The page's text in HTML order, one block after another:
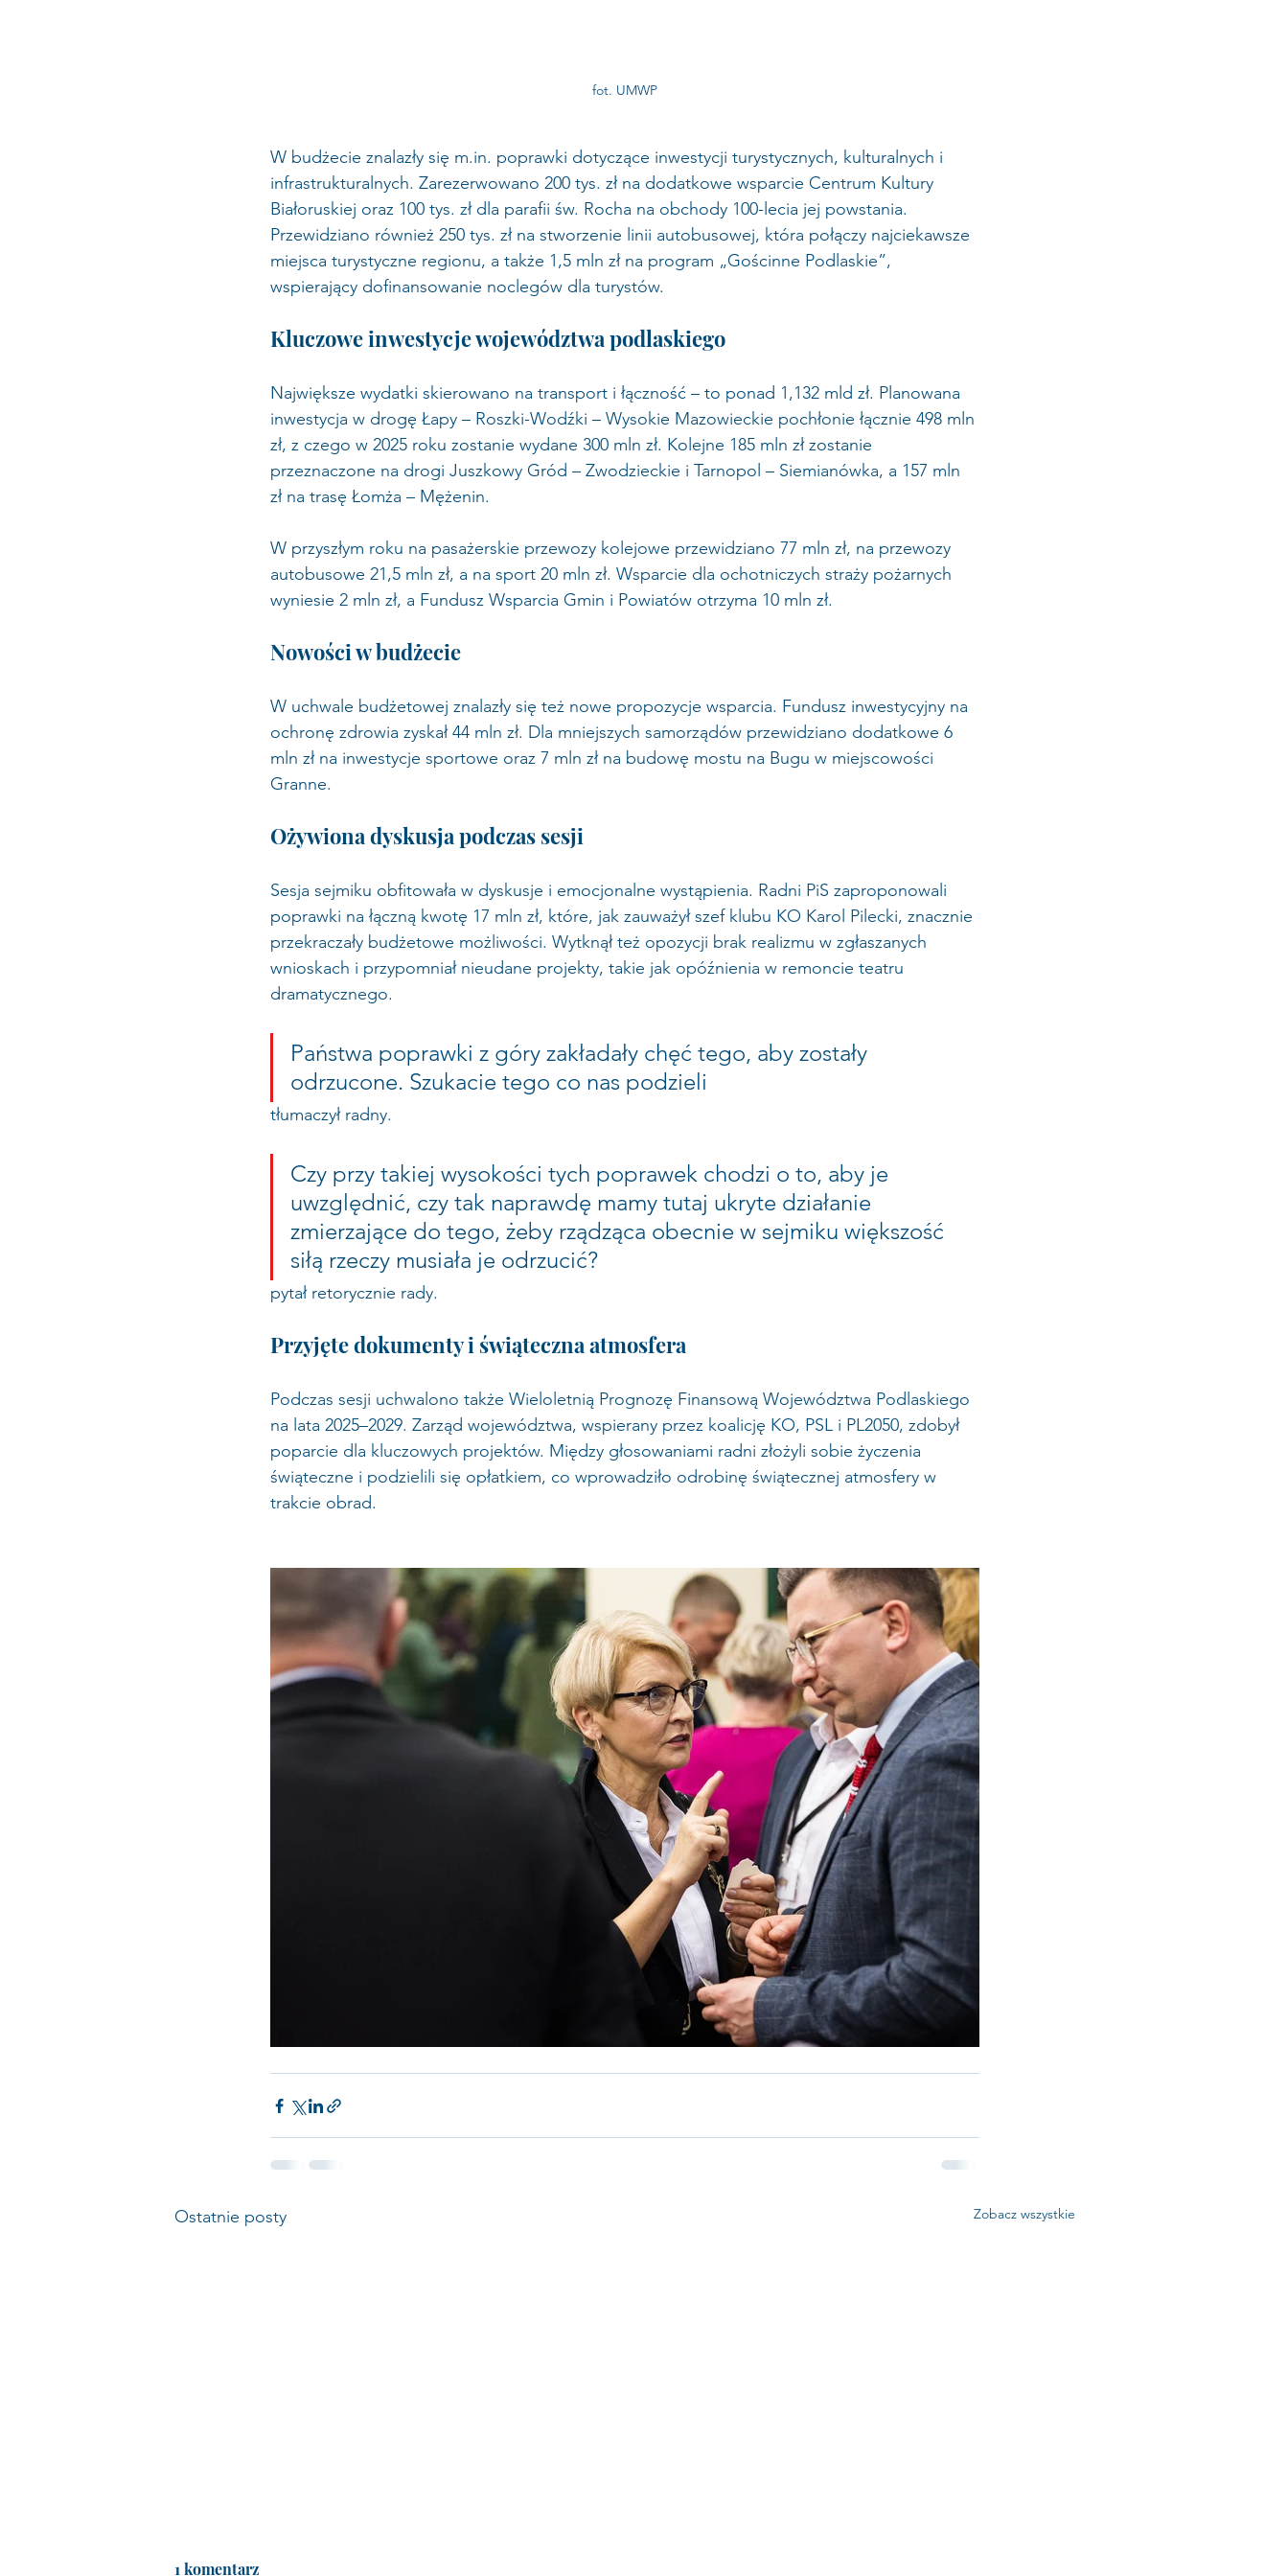
fot. UMWP
W budżecie znalazły się m.in. poprawki dotyczące inwestycji turystycznych, kulturalnych i
infrastrukturalnych. Zarezerwowano 200 tys. zł na dodatkowe wsparcie Centrum Kultury
Białoruskiej oraz 100 tys. zł dla parafii św. Rocha na obchody 100-lecia jej powstania.
Przewidziano również 250 tys. zł na stworzenie linii autobusowej, która połączy najciekawsze
miejsca turystyczne regionu, a także 1,5 mln zł na program „Gościnne Podlaskie”,
wspierający dofinansowanie noclegów dla turystów.
Kluczowe inwestycje województwa podlaskiego
Największe wydatki skierowano na transport i łączność – to ponad 1,132 mld zł. Planowana
inwestycja w drogę Łapy – Roszki-Wodźki – Wysokie Mazowieckie pochłonie łącznie 498 mln
zł, z czego w 2025 roku zostanie wydane 300 mln zł. Kolejne 185 mln zł zostanie
przeznaczone na drogi Juszkowy Gród – Zwodzieckie i Tarnopol – Siemianówka, a 157 mln
zł na trasę Łomża – Mężenin.
W przyszłym roku na pasażerskie przewozy kolejowe przewidziano 77 mln zł, na przewozy
autobusowe 21,5 mln zł, a na sport 20 mln zł. Wsparcie dla ochotniczych straży pożarnych
wyniesie 2 mln zł, a Fundusz Wsparcia Gmin i Powiatów otrzyma 10 mln zł.
Nowości w budżecie
W uchwale budżetowej znalazły się też nowe propozycje wsparcia. Fundusz inwestycyjny na
ochronę zdrowia zyskał 44 mln zł. Dla mniejszych samorządów przewidziano dodatkowe 6
mln zł na inwestycje sportowe oraz 7 mln zł na budowę mostu na Bugu w miejscowości
Granne.
Ożywiona dyskusja podczas sesji
Sesja sejmiku obfitowała w dyskusje i emocjonalne wystąpienia. Radni PiS zaproponowali
poprawki na łączną kwotę 17 mln zł, które, jak zauważył szef klubu KO Karol Pilecki, znacznie
przekraczały budżetowe możliwości. Wytknął też opozycji brak realizmu w zgłaszanych
wnioskach i przypomniał nieudane projekty, takie jak opóźnienia w remoncie teatru
dramatycznego.
Państwa poprawki z góry zakładały chęć tego, aby zostały
odrzucone. Szukacie tego co nas podzieli
tłumaczył radny.
Czy przy takiej wysokości tych poprawek chodzi o to, aby je
uwzględnić, czy tak naprawdę mamy tutaj ukryte działanie
zmierzające do tego, żeby rządząca obecnie w sejmiku większość
siłą rzeczy musiała je odrzucić?
pytał retorycznie rady.
Przyjęte dokumenty i świąteczna atmosfera
Podczas sesji uchwalono także Wieloletnią Prognozę Finansową Województwa Podlaskiego
na lata 2025–2029. Zarząd województwa, wspierany przez koalicję KO, PSL i PL2050, zdobył
poparcie dla kluczowych projektów. Między głosowaniami radni złożyli sobie życzenia
świąteczne i podzielili się opłatkiem, co wprowadziło odrobinę świątecznej atmosfery w
trakcie obrad.
Ostatnie posty Zobacz wszystkie
1 komentarz